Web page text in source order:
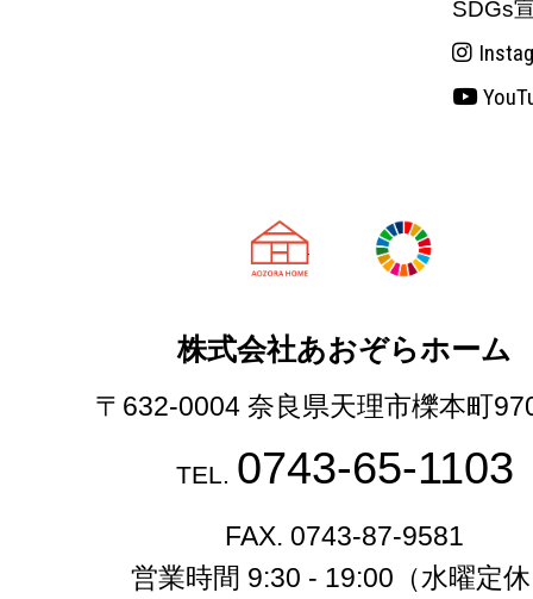
SDGs
天理市の注文
株式会社あおぞらホーム
〒632-0004 奈良県天理市櫟本町
TEL. 0743-65-1103
FAX. 0743-87-9581
営業時間 9:30 - 19:00（水曜定